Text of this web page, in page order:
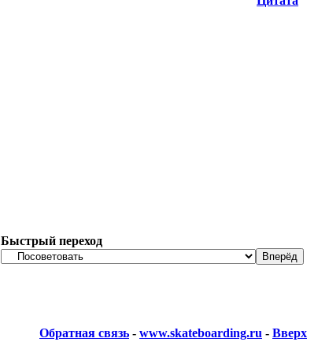
Быстрый переход
Обратная связь - www.skateboarding.ru - Вверх